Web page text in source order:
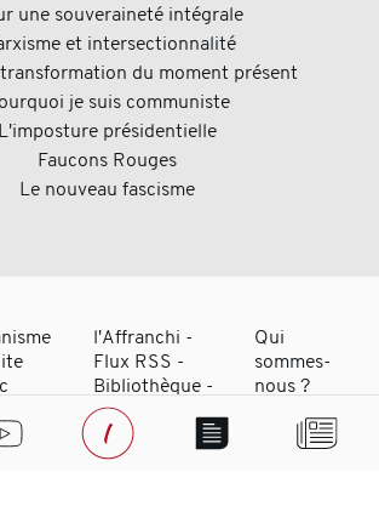
une souveraineté intégrale
et intersectionnalité
du moment présent
je suis communiste
L'imposture présidentielle
Faucons Rouges
Le nouveau fascisme
l'Affranchi -
Flux RSS -
Bibliothèque -
Adhérer
Qui
sommes-
nous ?